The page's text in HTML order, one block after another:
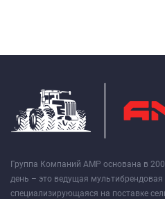
Группа Компаний АМР основана в
день – это ведущая
специализирующаяся на поставке